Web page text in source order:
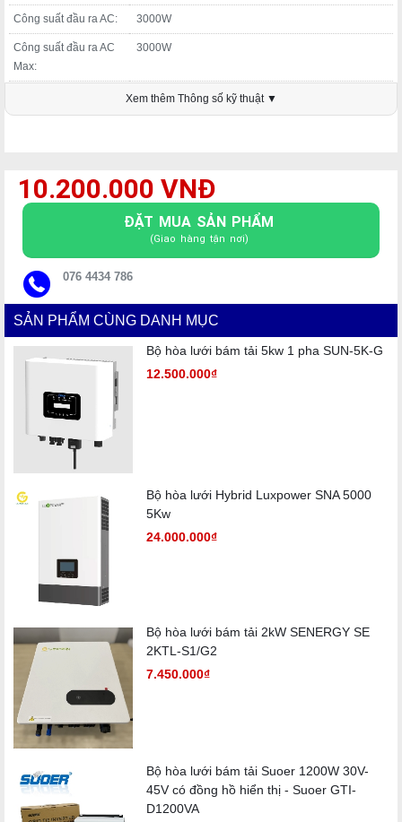
Công suất đầu ra AC: 3000W
Công suất đầu ra AC
Max:
3000W
14.3A
định:
0.8 leading – 0.8 lagging
Loại hệ thống điện
1 pha
Hiệu suất cực đại:
Hiệu suất MPPT: 99.5%
<0.5W
IP65
Dải nhiệt độ làm việc:
Hiển thị:
Fi/LAN/GPRS):
5/10 năm
Kích thước (W/H/D):
Trọng lượng (Kg):
và tiêu chuẩn
AS/NZS 3100, CEI0-21, VDE-AR-N4105, EN50438,
CQC
Xem thêm Thông số kỹ thuật ▼
10.200.000 VNĐ
ĐẶT MUA SẢN PHẨM
(Giao hàng tận nơi)
076 4434 786
SẢN PHẨM CÙNG DANH MỤC
Bộ hòa lưới bám tải 5kw 1 pha SUN-5K-G
12.500.000₫
Bộ hòa lưới Hybrid Luxpower SNA 5000
5Kw
24.000.000₫
Bộ hòa lưới bám tải 2kW SENERGY SE
2KTL-S1/G2
7.450.000₫
Bộ hòa lưới bám tải Suoer 1200W 30V-
45V có đồng hồ hiển thị - Suoer GTI-
D1200VA